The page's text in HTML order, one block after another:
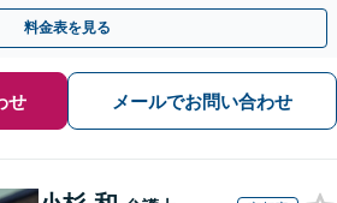
【初回相談無料】
料金表を見る
せ メールでお問い合わせ